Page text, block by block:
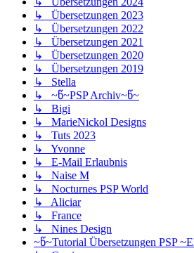
↳ Übersetzungen 2023
↳ Übersetzungen 2022
↳ Übersetzungen 2021
↳ Übersetzungen 2020
↳ Übersetzungen 2019
↳ Stella
↳ ~წ~PSP Archiv~წ~
↳ Bigi
↳ MarieNickol Designs
↳ Tuts 2023
↳ Yvonne
↳ E-Mail Erlaubnis
↳ Naise M
↳ Nocturnes PSP World
↳ Aliciar
↳ France
↳ Nines Design
~წ~Tutorial Übersetzungen PSP